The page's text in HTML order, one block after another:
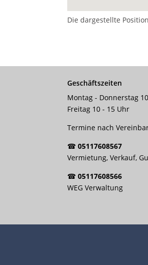
Die dargestellte
Geschäftszeiten
Montag - Donnerstag
Freitag 10 - 15 Uhr
Termine nach
☎05117608567
Vermietung, Verkauf,
☎05117608566
WEG Verwaltung